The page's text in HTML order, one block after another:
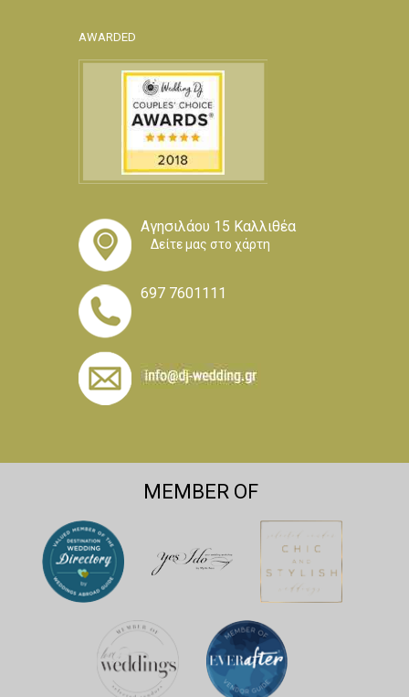
AWARDED
Αγησιλάου 15 Καλλιθέα
Δείτε μας στο χάρτη
697 7601111
MEMBER OF